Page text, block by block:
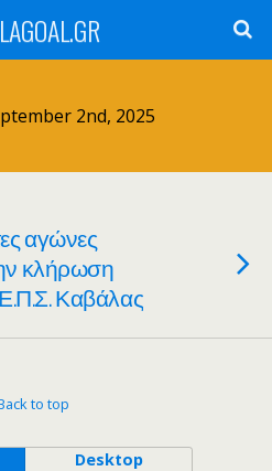
2nd, 2025
αγώνες
κλήρωση
Καβάλας
to top
Desktop